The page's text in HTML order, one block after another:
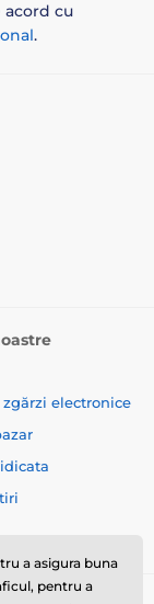
cu
.
electronice
a asigura buna
pentru a